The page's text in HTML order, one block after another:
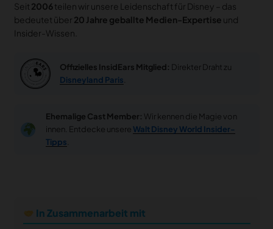
Seit 2006teilen wir unsere Leidenschaft für Disney – das
bedeutet über 20 Jahre geballte Medien-Expertise und
Insider-Wissen.
Offizielles InsidEars Mitglied: Direkter Draht zu
Disneyland Paris
Ehemalige Cast Member: Wir kennen die Magie von
innen. Entdecke unsere Walt Disney World Insider-
Tipps
In Zusammenarbeit mit